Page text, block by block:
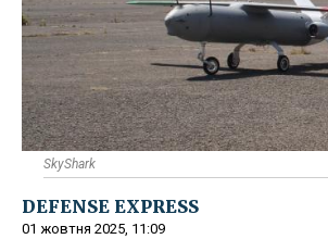
SkyShark
DEFENSE EXPRESS
01 жовтня 2025, 11:09